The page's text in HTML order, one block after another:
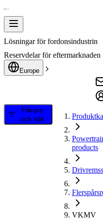
Lösningar för fordonsindustrin
Reservdelar för eftermarknaden
Europe
Filtrera
och sök
products
VKMV